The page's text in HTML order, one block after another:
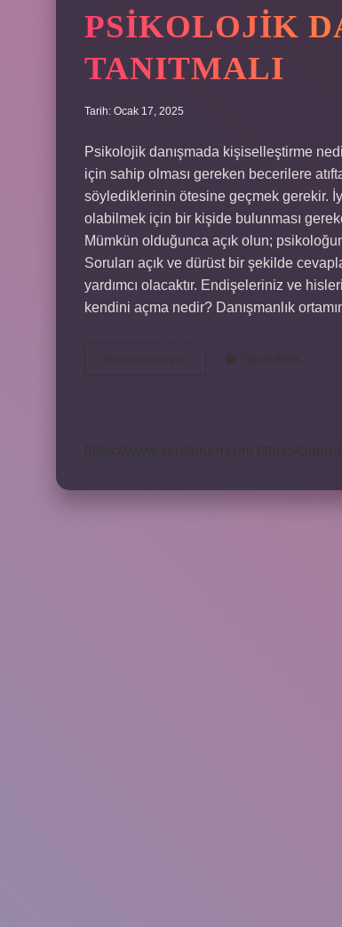
PSIKOLOJIK
TANITMALI
Tarih: Ocak 17, 2025
Psikolojik danışmada kişiselleştirme
için sahip olması gereken becerilere
söylediklerinin ötesine geçmek gerekir.
olabilmek için bir kişide bulunması
Mümkün olduğunca açık olun;
Soruları açık ve dürüst bir şekilde
yardımcı olacaktır. Endişeleriniz ve
kendini açma nedir? Danışmanlık